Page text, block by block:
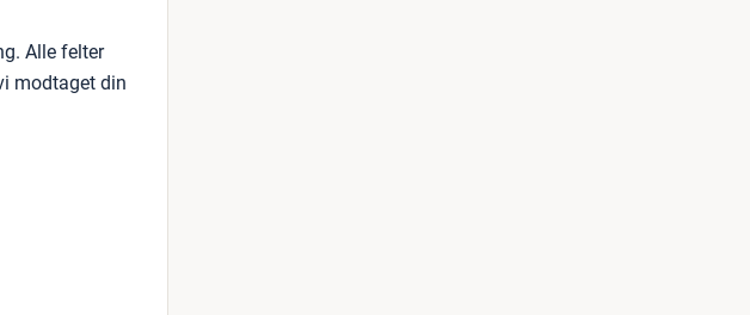
Alle felter
modtaget din